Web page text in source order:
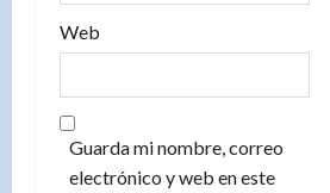
Web
Guarda mi nombre, correo
electrónico y web en este